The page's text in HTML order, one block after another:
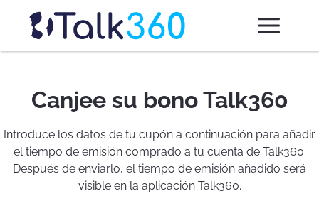
Canjee su bono Talk360
Introduce los datos de tu cupón a continuación para añadir
el tiempo de emisión comprado a tu cuenta de Talk360.
Después de enviarlo, el tiempo de emisión añadido será
visible en la aplicación Talk360.